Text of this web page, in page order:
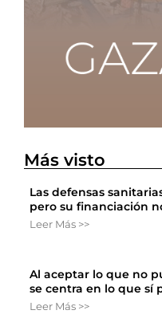
Más visto
Las defensas
pero su financiación
Leer Más >>
Al aceptar lo que no
se centra en lo que sí
Leer Más >>